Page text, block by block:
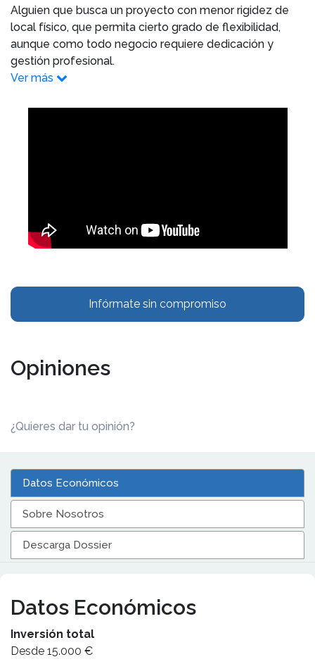
Alguien que busca un proyecto con menor rigidez de
local físico, que permita cierto grado de flexibilidad,
aunque como todo negocio requiere dedicación y
gestión profesional.
Ver más
Infórmate sin compromiso
Opiniones
¿Quieres dar tu opinión?
Datos Económicos
Sobre Nosotros
Descarga Dossier
Datos Económicos
Inversión total
Desde 15.000 €